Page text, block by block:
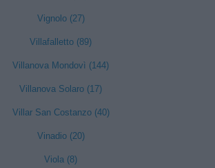
Vignolo (27)
Villafalletto (89)
Villanova Mondovì (144)
Villanova Solaro (17)
Villar San Costanzo (40)
Vinadio (20)
Viola (8)